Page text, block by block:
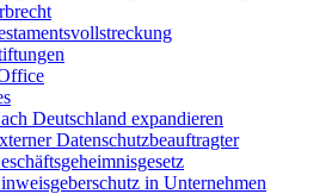
Deutschland expandieren
Datenschutzbeauftragter
in Unternehmen